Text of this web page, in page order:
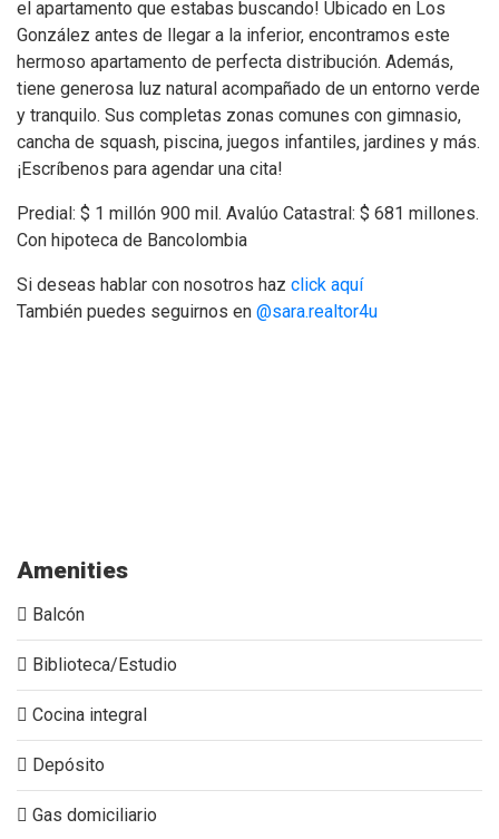
el apartamento que estabas buscando! Ubicado en Los
González antes de llegar a la inferior, encontramos este
hermoso apartamento de perfecta distribución. Además,
tiene generosa luz natural acompañado de un entorno verde
y tranquilo. Sus completas zonas comunes con gimnasio,
cancha de squash, piscina, juegos infantiles, jardines y más.
¡Escríbenos para agendar una cita!
Predial: $ 1 millón 900 mil. Avalúo Catastral: $ 681 millones.
Con hipoteca de Bancolombia
Si deseas hablar con nosotros haz click aquí
También puedes seguirnos en @sara.realtor4u
Amenities
Balcón
Biblioteca/Estudio
Cocina integral
Depósito
Gas domiciliario